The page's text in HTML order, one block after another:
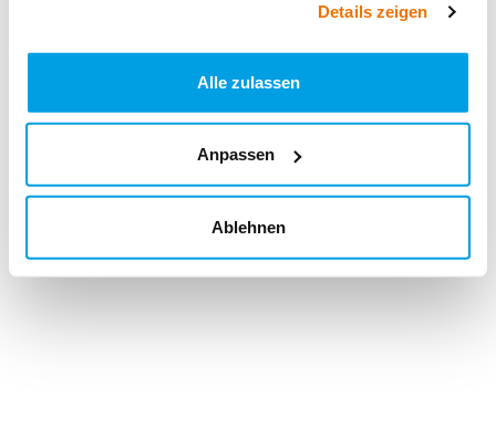
Details zeigen
Alle zulassen
Anpassen
Ablehnen